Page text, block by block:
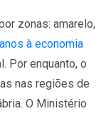
zonas: amarelo,
à economia
Por enquanto, o
nas regiões de
O Ministério